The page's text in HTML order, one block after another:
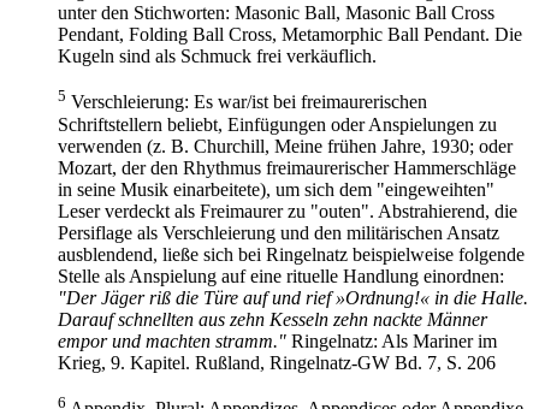
unter den Stichworten: Masonic Ball, Masonic Ball Cross
Pendant, Folding Ball Cross, Metamorphic Ball Pendant. Die
Kugeln sind als Schmuck frei verkäuflich.
5 Verschleierung: Es war/ist bei freimaurerischen
Schriftstellern beliebt, Einfügungen oder Anspielungen zu
verwenden (z. B. Churchill, Meine frühen Jahre, 1930; oder
Mozart, der den Rhythmus freimaurerischer Hammerschläge
in seine Musik einarbeitete), um sich dem "eingeweihten"
Leser verdeckt als Freimaurer zu "outen". Abstrahierend, die
Persiflage als Verschleierung und den militärischen Ansatz
ausblendend, ließe sich bei Ringelnatz beispielweise folgende
Stelle als Anspielung auf eine rituelle Handlung einordnen:
"Der Jäger riß die Türe auf und rief »Ordnung!« in die Halle.
Darauf schnellten aus zehn Kesseln zehn nackte Männer
empor und machten stramm." Ringelnatz: Als Mariner im
Krieg, 9. Kapitel. Rußland, Ringelnatz-GW Bd. 7, S. 206
6